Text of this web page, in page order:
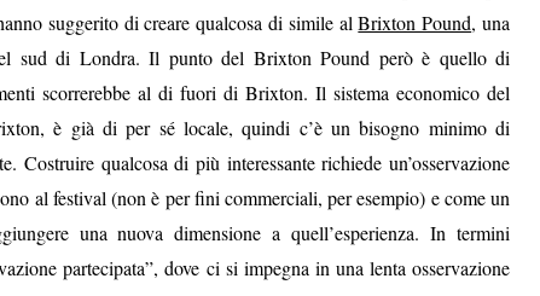
suggerito di creare qualcosa di simile alBrixton Pound, una
sud di Londra. Il punto del Brixton Pound però è quello di
scorrerebbe al di fuori di Brixton. Il sistema economico del
è già di per sé locale, quindi c’è un bisogno minimo di
Costruire qualcosa di più interessante richiede un’osservazione
al festival (non è per fini commerciali, per esempio) e come un
una nuova dimensione a quell’esperienza. In termini
partecipata”, dove ci si impegna in una lenta osservazione